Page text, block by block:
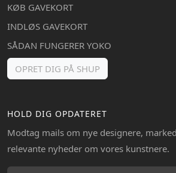
KØB GAVEKORT
INDLØS GAVEKORT
SÅDAN FUNGERER YOKO
OPRET DIG PÅ SHUP
HOLD DIG OPDATERET
Modtag mails om nye designere,
relevante nyheder om vores kunstnere.